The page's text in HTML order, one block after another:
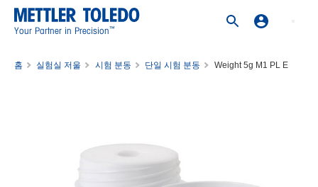
Your Partner in Precision™
홈 실험실 저울 시험 분동 단일 시험 분동 Weight 5g M1 PL E